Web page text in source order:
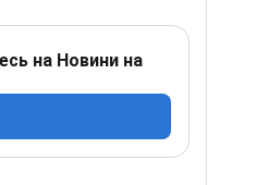
на Новини на